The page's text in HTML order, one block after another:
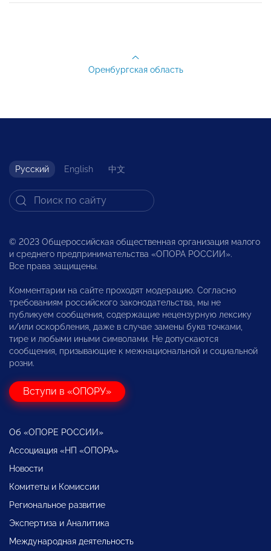
Оренбургская область
Русский English 中文
© 2023 Общероссийская общественная организация малого
и среднего предпринимательства «ОПОРА РОССИИ».
Все права защищены.
Комментарии на сайте проходят модерацию. Согласно
требованиям российского законодательства, мы не
публикуем сообщения, содержащие нецензурную лексику
и/или оскорбления, даже в случае замены букв точками,
тире и любыми иными символами. Не допускаются
сообщения, призывающие к межнациональной и социальной
розни.
Вступи в «ОПОРУ»
Об «ОПОРЕ РОССИИ»
Ассоциация «НП «ОПОРА»
Новости
Комитеты и Комиссии
Региональное развитие
Экспертиза и Аналитика
Международная деятельность